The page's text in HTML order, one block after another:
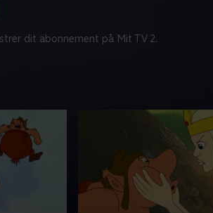
dit abonnement på Mit TV 2.